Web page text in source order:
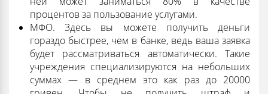
процентов за пользование услугами.
МФО. Здесь вы можете получить деньги
гораздо быстрее, чем в банке, ведь ваша заявка
будет рассматриваться автоматически. Такие
учреждения специализируются на небольших
суммах — в среднем это как раз до 20000